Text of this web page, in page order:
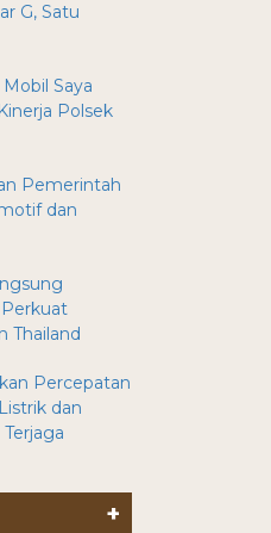
G, Satu
Saya
Polsek
Pemerintah
dan
Thailand
Percepatan
dan
+